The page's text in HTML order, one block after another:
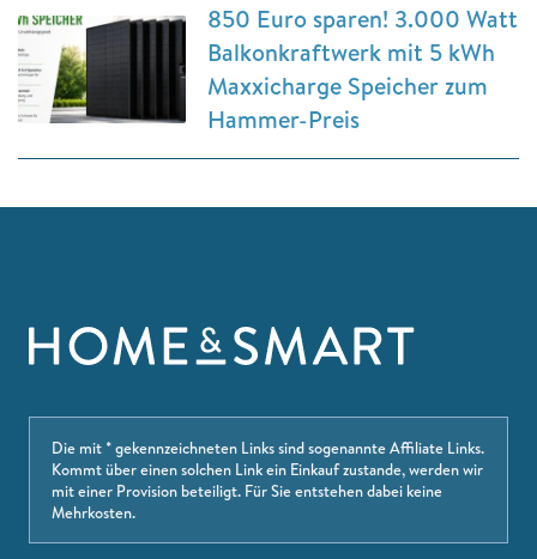
850 Euro sparen! 3.000 Watt
Balkonkraftwerk mit 5 kWh
Maxxicharge Speicher zum
Hammer-Preis
Die mit * gekennzeichneten Links sind sogenannte Affiliate Links.
Kommt über einen solchen Link ein Einkauf zustande, werden wir
mit einer Provision beteiligt. Für Sie entstehen dabei keine
Mehrkosten.